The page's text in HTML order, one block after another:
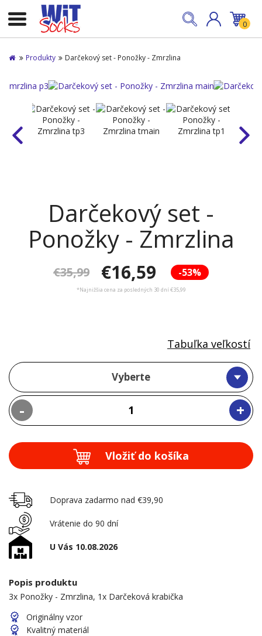
0
Produkty Darčekový set - Ponožky - Zmrzlina
Darčekový set -
Ponožky - Zmrzlina
-53%
€35,99 €16,59
*Najnižšia cena za posledných 30 dní €35,99
Vyberte
- +
Tabuľka veľkostí
Vložiť do košíka
Doprava zadarmo nad €39,90
Vrátenie do 90 dní
U Vás 10.08.2026
Popis produktu
3x Ponožky - Zmrzlina, 1x Darčeková krabička
Originálny vzor
Kvalitný materiál